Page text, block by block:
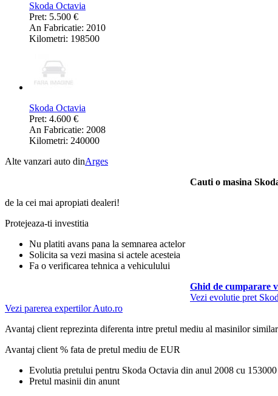
Skoda Octavia
Pret: 5.500 €
An Fabricatie: 2010
Kilometri: 198500
Skoda Octavia
Pret: 4.600 €
An Fabricatie: 2008
Kilometri: 240000
Alte vanzari auto dinArges
Cauti o masina
de la cei mai apropiati dealeri!
Protejeaza-ti investitia
Nu platiti avans pana la semnarea actelor
Solicita sa vezi masina si actele acesteia
Fa o verificarea tehnica a vehiculului
Ghid de cumparare
Vezi evolutie pret
Vezi parerea expertilor Auto.ro
Avantaj client reprezinta diferenta intre pretul mediu al masinilor
Avantaj client % fata de pretul mediu de EUR
Evolutia pretului pentru Skoda Octavia din anul 2008 cu
Pretul masinii din anunt